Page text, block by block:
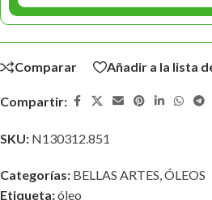
Comparar Añadir a la lista
Compartir:
SKU: N130312.851
Categorías: BELLAS ARTES,ÓLEOS
Etiqueta:óleo